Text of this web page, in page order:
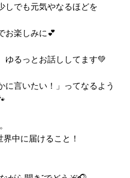
しでも元気やなるほどを
お楽しみに💕
ゆるっとお話ししてます💚
に言いたい！」ってなるよう
中に届けること！